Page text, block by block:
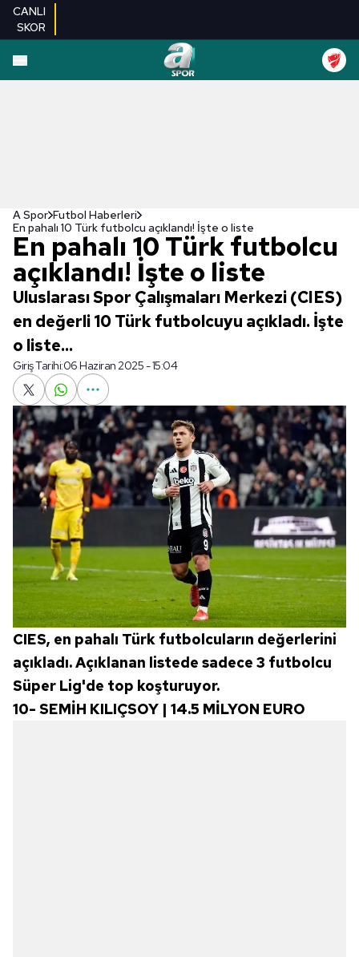
CANLI
SKOR
A Spor Futbol Haberleri
En pahalı 10 Türk futbolcu açıklandı! İşte o liste
En pahalı 10 Türk futbolcu
açıklandı! İşte o liste
Uluslarası Spor Çalışmaları Merkezi (CIES)
en değerli 10 Türk futbolcuyu açıkladı. İşte
o liste...
Giriş Tarihi:06 Haziran 2025 - 15:04
CIES, en pahalı Türk futbolcuların değerlerini
açıkladı. Açıklanan listede sadece 3 futbolcu
Süper Lig'de top koşturuyor.
10- SEMİH KILIÇSOY | 14.5 MİLYON EURO